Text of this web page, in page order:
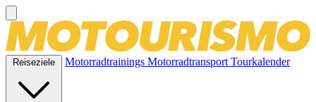
Reiseziele Motorradtrainings MotorradtransportTourkalender